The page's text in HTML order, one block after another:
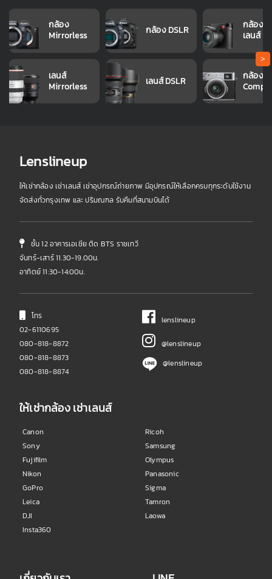
>
กล้อง
Mirrorless
เลนส์
Mirrorless
กล้อง DSLR
เลนส์ DSLR
กล้องพ
เลนส์
กล้อง
Lenslineup
ให้เช่ากล้อง เช่าเลนส์ เช่าอุปกรณ์ถ่ายภาพ มีอุปกรณ์ให้เลือกครบทุกระดับใช้งาน
จัดส่งทั่วกรุงเทพ และ ปริมณฑล รับคืนที่สนามบินได้
ชั้น 12 อาคารเอเชีย ติด BTS ราชเทวี
จันทร์-เสาร์ 11.30-19.00น.
อาทิตย์ 11:30-14:00น.
โทร
02-6110695
080-818-8872
080-818-8873
080-818-8874
lenslineup
@lenslineup
@lenslineup
ให้เช่ากล้อง เช่าเลนส์
Canon
Sony
Fujifilm
Nikon
GoPro
Leica
DJI
Insta360
Ricoh
Samsung
Olympus
Panasonic
Sigma
Tamron
Laowa